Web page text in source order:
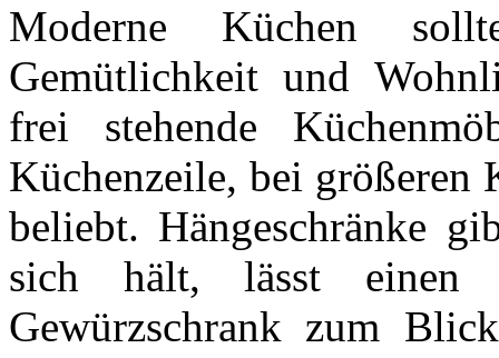
Moderne Küchen
Gemütlichkeit und
frei stehende
Küchenzeile, bei größeren
beliebt. Hängeschränke
sich hält, lässt einen
Gewürzschrank zum